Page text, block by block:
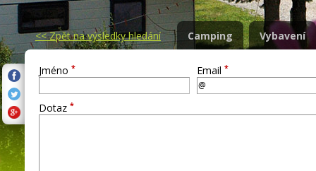
<<Zpět na výsledky hledání Camping Vybavení
Jméno * Email *
Dotaz *